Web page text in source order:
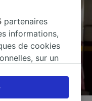
partenaires
informations,
de cookies
sur un
votre
en